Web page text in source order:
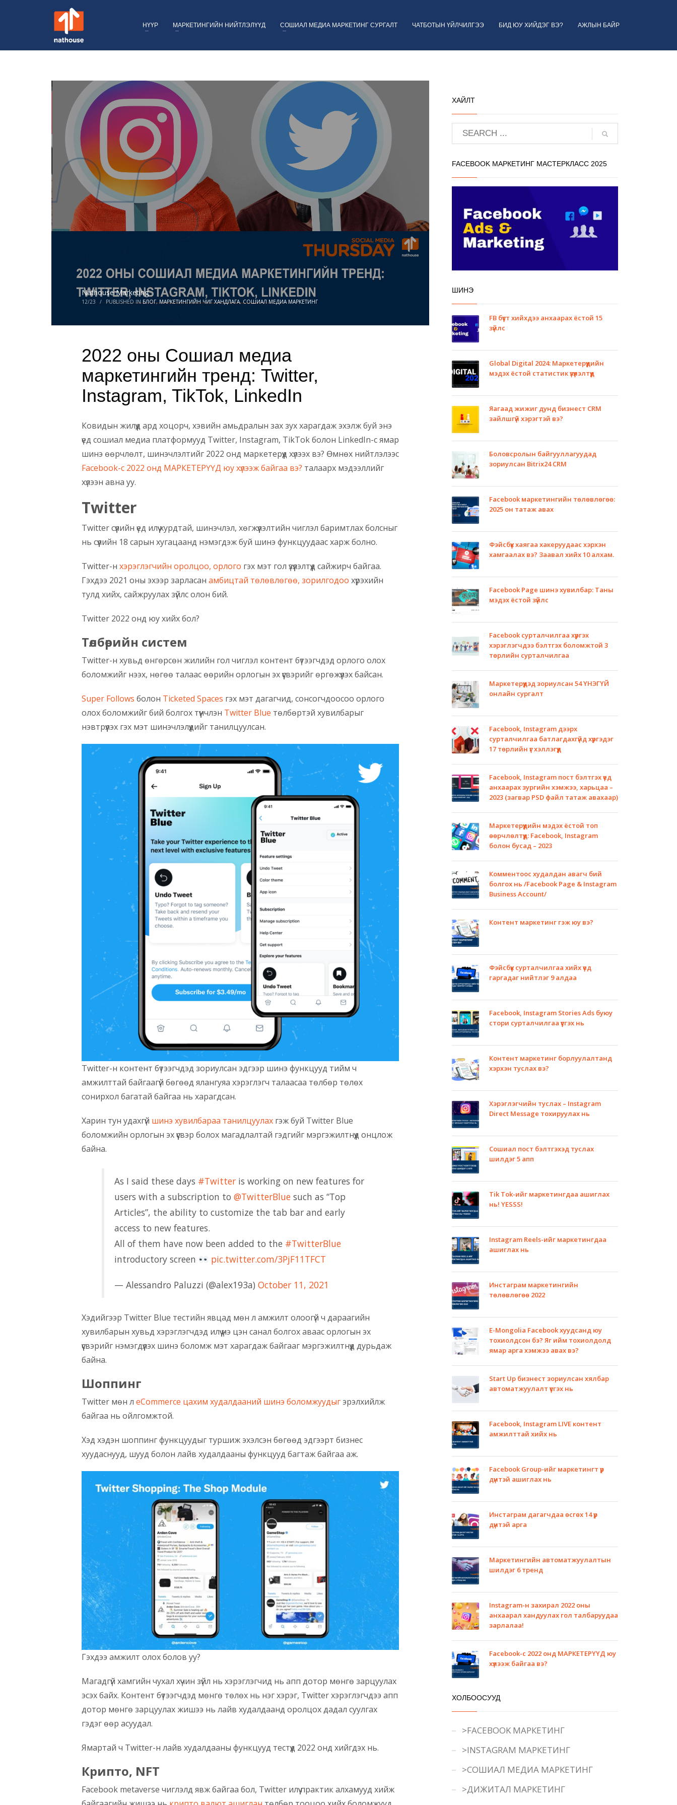
НҮҮР МАРКЕТИНГИЙН НИЙТЛЭЛҮҮД СОШИАЛ МЕДИА МАРКЕТИНГ СУРГАЛТ ЧАТБОТЫН ҮЙЛЧИЛГЭЭ БИД ЮУ ХИЙДЭГ ВЭ? АЖЛЫН БАЙР
Nathouse Marketing
12/23 / PUBLISHED INБЛОГ,МАРКЕТИНГИЙН ЧИГ ХАНДЛАГА,СОШИАЛ МЕДИА МАРКЕТИНГ
2022 оны Сошиал медиа
маркетингийн тренд: Twitter,
Instagram, TikTok, LinkedIn
Ковидын жилүүд ард хоцорч, хэвийн амьдралын зах зух харагдаж эхэлж буй энэ
үед сошиал медиа платформууд Twitter, Instagram, TikTok болон LinkedIn-с ямар
шинэ өөрчлөлт, шинэчлэлтийг 2022 онд маркетерүүд хүлээх вэ? Өмнөх нийтлэлээс
Facebook-с 2022 онд МАРКЕТЕРҮҮД юу хүлээж байгаа вэ? талаарх мэдээллийг
хүлээн авна уу.
Twitter
Twitter сүүлийн үед илүү хурдтай, шинэчлэл, хөгжүүлэлтийн чиглэл баримтлах болсныг
нь сүүлийн 18 сарын хугацаанд нэмэгдэж буй шинэ функцуудаас харж болно.
Twitter-н хэрэглэгчийн оролцоо, орлого гэх мэт гол үзүүлэлтүүд сайжирч байгаа.
Гэхдээ 2021 оны эхээр зарласан амбицтай төлөвлөгөө, зорилгодоо хүрэхийн
тулд хийх, сайжруулах зүйлс олон бий.
Twitter 2022 онд юу хийх бол?
Төлбөрийн систем
Twitter-н хувьд өнгөрсөн жилийн гол чиглэл контент бүтээгчдэд орлого олох
боломжийг нээх, нөгөө талаас өөрийн орлогын эх үүсвэрийг өргөжүүлэх байсан.
Super Follows болон Ticketed Spaces гэх мэт дагагчид, сонсогчдоосоо орлого
олох боломжийг бий болгох түүнчлэн Twitter Blue төлбөртэй хувилбарыг
нэвтрүүлэх гэх мэт шинэчлэлүүдийг танилцуулсан.
Twitter-н контент бүтээгчдэд зориулсан эдгээр шинэ функцууд тийм ч
амжилттай байгаагүй бөгөөд ялангуяа хэрэглэгч талаасаа төлбөр төлөх
сонирхол багатай байгаа нь харагдсан.
Харин тун удахгүй шинэ хувилбараа танилцуулах гэж буй Twitter Blue
боломжийн орлогын эх үүсвэр болох магадлалтай гэдгийг мэргэжилтнүүд онцлож
байна.
As I said these days #Twitter is working on new features for
users with a subscription to @TwitterBlue such as “Top
Articles”, the ability to customize the tab bar and early
access to new features.
All of them have now been added to the #TwitterBlue
introductory screen
pic.twitter.com/3PjF11TFCT
— Alessandro Paluzzi (@alex193a) October 11, 2021
Хэдийгээр Twitter Blue тестийн явцад мөн л амжилт олоогүй ч дараагийн
хувилбарын хувьд хэрэглэгчдэд илүү үнэ цэн санал болгох аваас орлогын эх
үүсвэрийг нэмэгдүүлэх шинэ боломж мэт харагдаж байгааг мэргэжилтнүүд дурьдаж
байна.
Шоппинг
Twitter мөн л eCommerce цахим худалдааний шинэ боломжуудыгэрэлхийлж
байгаа нь ойлгомжтой.
Хэд хэдэн шоппинг функцуудыг туршиж эхэлсэн бөгөөд эдгээрт бизнес
хуудаснууд, шууд болон лайв худалдааны функцууд багтаж байгаа аж.
Гэхдээ амжилт олох болов уу?
Магадгүй хамгийн чухал хүчин зүйл нь хэрэглэгчид нь апп дотор мөнгө зарцуулах
эсэх байх. Контент бүтээгчдэд мөнгө төлөх нь нэг хэрэг, Twitter хэрэглэгчдээ апп
дотор мөнгө зарцуулах жишээ нь лайв худалдаанд оролцох дадал суулгах
гэдэг өөр асуудал.
Ямартай ч Twitter-н лайв худалдааны функцууд тестүүд 2022 онд хийгдэх нь.
Крипто, NFT
Facebook metaverse чиглэлд явж байгаа бол, Twitter илүү практик алхамууд хийж
ХАЙЛТ
FACEBOOK МАРКЕТИНГ МАСТЕРКЛАСС 2025
ШИНЭ
FB бүүст хийхдээ анхаарах ёстой 15
зүйлс
Global Digital 2024: Маркетерүүдийн
мэдэх ёстой статистик үзүүлэлтүүд
Яагаад жижиг дунд бизнест CRM
зайлшгүй хэрэгтэй вэ?
Боловсролын байгууллагуудад
зориулсан Bitrix24 CRM
Facebook маркетингийн төлөвлөгөө:
2025 он татаж авах
Фэйсбүүк хаягаа хакеруудаас хэрхэн
хамгаалах вэ? Заавал хийх 10 алхам.
Facebook Page шинэ хувилбар: Таны
мэдэх ёстой зүйлс
Facebook сурталчилгаа хүргэх
хэрэглэгчдээ бэлтгэх боломжтой 3
төрлийн сурталчилгаа
Маркетерүүдэд зориулсан 54 ҮНЭГҮЙ
онлайн сургалт
Facebook, Instagram дээрх
сурталчилгаа батлагдахгүйд хүргэдэг
17 төрлийн үг хэллэгүүд
Facebook, Instagram пост бэлтгэх үед
анхаарах зургийн хэмжээ, харьцаа –
2023 (загвар PSD файл татаж авахаар)
Маркетерүүдийн мэдэх ёстой топ
өөрчлөлтүүд: Facebook, Instagram
болон бусад – 2023
Комментоос худалдан авагч бий
болгох нь /Facebook Page & Instagram
Business Account/
Контент маркетинг гэж юу вэ?
Фэйсбүүк сурталчилгаа хийх үед
гаргадаг нийтлэг 9 алдаа
Facebook, Instagram Stories Ads буюу
стори сурталчилгаа үүсгэх нь
Контент маркетинг борлуулалтанд
хэрхэн туслах вэ?
Хэрэглэгчийн туслах – Instagram
Direct Message тохируулах нь
Сошиал пост бэлтгэхэд туслах
шилдэг 5 апп
Tik Tok-ийг маркетингдаа ашиглах
нь! YESSS!
Instagram Reels-ийг маркетингдаа
ашиглах нь
Инстаграм маркетингийн
төлөвлөгөө 2022
E-Mongolia Facebook хуудсанд юу
тохиолдсон бэ? Яг ийм тохиолдолд
ямар арга хэмжээ авах вэ?
Start Up бизнест зориулсан хялбар
автоматжуулалт үүсгэх нь
Facebook, Instagram LIVE контент
амжилттай хийх нь
Facebook Group-ийг маркетингт үр
дүнтэй ашиглах нь
Инстаграм дагагчдаа өсгөх 14 үр
дүнтэй арга
Маркетингийн автоматжуулалтын
шилдэг 6 тренд
Instagram-н захирал 2022 оны
анхаарал хандуулах гол талбаруудаа
зарлалаа!
Facebook-с 2022 онд МАРКЕТЕРҮҮД юу
хүлээж байгаа вэ?
ХОЛБООСУУД
>FACEBOOK МАРКЕТИНГ
>INSTAGRAM МАРКЕТИНГ
>СОШИАЛ МЕДИА МАРКЕТИНГ
>ДИЖИТАЛ МАРКЕТИНГ